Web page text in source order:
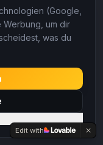
(Google,
um dir
was du
Edit with